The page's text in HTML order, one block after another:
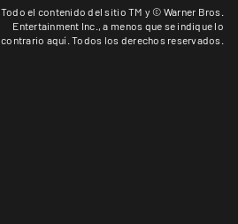
Todo el contenido del sitio TM y © Warner Bros.
Entertainment Inc.,a menos que se indique lo
contrario aquí . Todos los derechos reservados.